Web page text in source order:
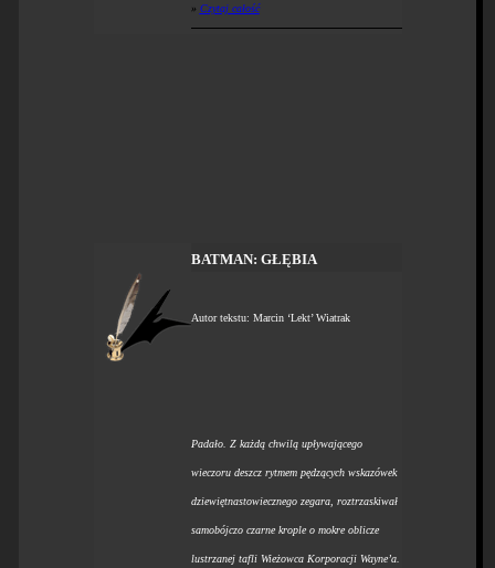
» Czytaj całość
BATMAN: GŁĘBIA
Autor tekstu: Marcin ‘Lekt’ Wiatrak
Padało. Z każdą chwilą upływającego
wieczoru deszcz rytmem pędzących wskazówek
dziewiętnastowiecznego zegara, roztrzaskiwał
samobójczo czarne krople o mokre oblicze
lustrzanej tafli Wieżowca Korporacji Wayne’a.